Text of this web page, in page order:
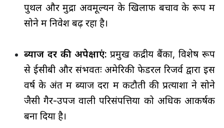
पुथल और मुद्रा अवमूल्यन के खिलाफ बचाव के रूप में
सोने में निवेश बढ़ रहा है।
ब्याज दर की अपेक्षाएं: प्रमुख केंद्रीय बैंकों, विशेष रूप
से ईसीबी और संभवतः अमेरिकी फेडरल रिजर्व द्वारा इस
वर्ष के अंत में ब्याज दरों में कटौती की प्रत्याशा ने सोने
जैसी गैर-उपज वाली परिसंपत्तियों को अधिक आकर्षक
बना दिया है।